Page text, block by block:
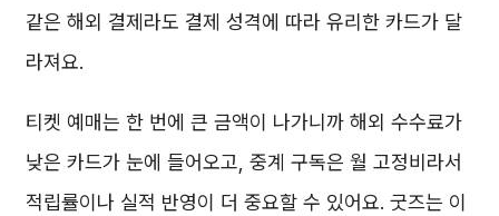
같은 해외 결제라도 결제 성격에 따라 유리한 카드가 달
라져요.
티켓 예매는 한 번에 큰 금액이 나가니까 해외 수수료가
낮은 카드가 눈에 들어오고, 중계 구독은 월 고정비라서
적립률이나 실적 반영이 더 중요할 수 있어요. 굿즈는 이